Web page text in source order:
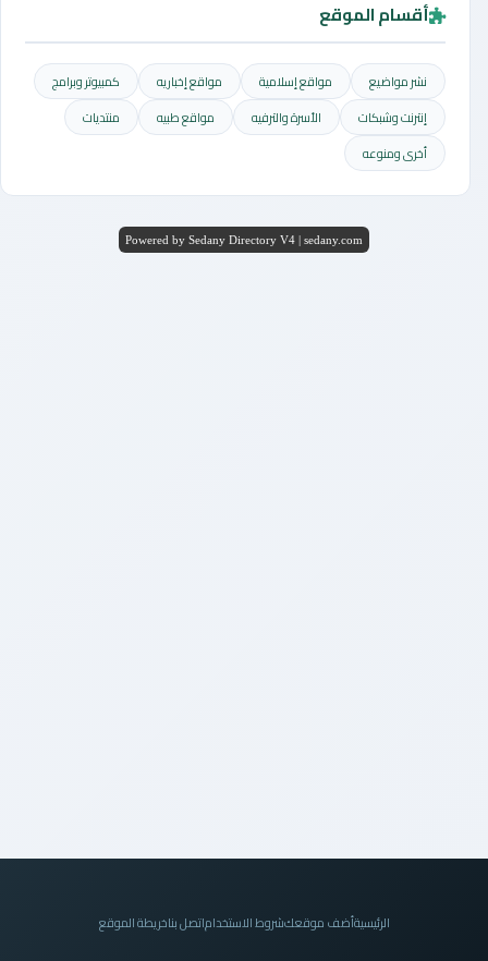
أقسام الموقع
نشر مواضيع مواقع إسلامية مواقع إخباريه
كمبيوتر وبرامج
إنترنت وشبكات
الأسرة والترفيه مواقع طبيه
منتديات
أخرى ومنوعه
Powered by Sedany Directory V4 | sedany.com
الرئيسيةأضف موقعكشروط الاستخداماتصل بناخريطة الموقع